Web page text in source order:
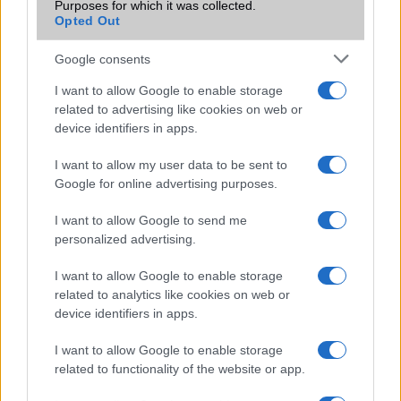
Purposes for which it was collected.
Opted Out
Google consents
I want to allow Google to enable storage
related to advertising like cookies on web or
device identifiers in apps.
I want to allow my user data to be sent to
Google for online advertising purposes.
I want to allow Google to send me
personalized advertising.
I want to allow Google to enable storage
related to analytics like cookies on web or
device identifiers in apps.
I want to allow Google to enable storage
related to functionality of the website or app.
Nokia Lumia 1020: kamerában a legjobb
Fej fej mellett: Nokia Lumia 1020 vs Samsung Galaxy S4
Kárörvendő Nokia reklám
Zoom újratöltve: megérkezett a Nokia Lumia 1020
További hírek
Számos népszerű Samsung Galaxy készülék kimarad a One
UI 9 frissítésből – itt a lista az érintett modellekről
iPhone 18 bemutató dátum - ekkor rántja le a leplet az
Apple az új csúcsmobilokról
Az Android rejtett automatizmusai: hat funkció, amely